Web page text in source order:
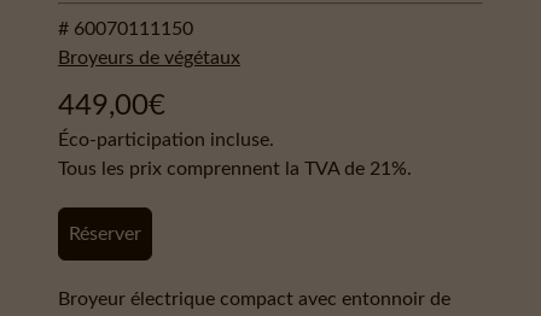
# 60070111150
Broyeurs de végétaux
449,00€
Éco-participation incluse.
Tous les prix comprennent la TVA de 21%.
Réserver
Broyeur électrique compact avec entonnoir de